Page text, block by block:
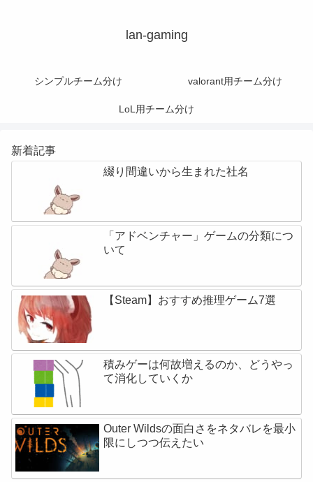
lan-gaming
シンプルチーム分け valorant用チーム分け
LoL用チーム分け
新着記事
綴り間違いから生まれた社名
「アドベンチャー」ゲームの分類につ
いて
【Steam】おすすめ推理ゲーム7選
積みゲーは何故増えるのか、どうやっ
て消化していくか
Outer Wildsの面白さをネタバレを最小
限にしつつ伝えたい